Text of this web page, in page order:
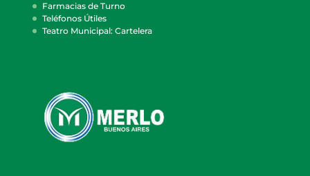
Farmacias de Turno
Teléfonos Útiles
Teatro Municipal: Cartelera